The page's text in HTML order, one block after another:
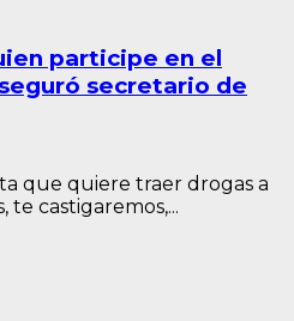
participe en el
secretario de
que quiere traer drogas a
te castigaremos,...